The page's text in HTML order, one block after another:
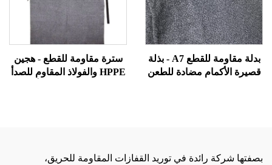
بدلة مقاومة للقطع A7 - بذلة
قصيرة الأكمام مضادة للطعن
سترة مقاومة للقطع - هجين
HPPE والفولاذ المقاوم للصدأ
بصفتها شركة رائدة في توريد القفازات المقاومة للحريق،